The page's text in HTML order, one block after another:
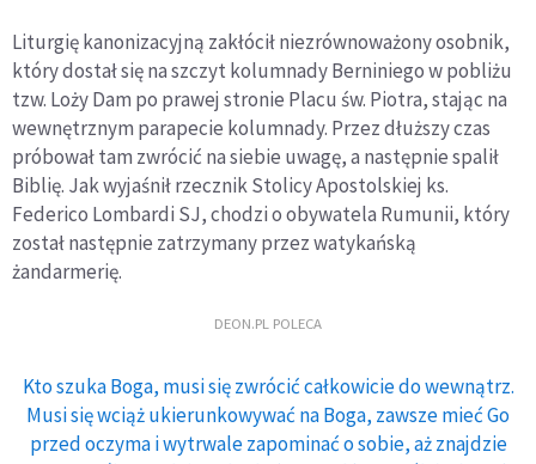
Liturgię kanonizacyjną zakłócił niezrównoważony osobnik,
który dostał się na szczyt kolumnady Berniniego w pobliżu
tzw. Loży Dam po prawej stronie Placu św. Piotra, stając na
wewnętrznym parapecie kolumnady. Przez dłuższy czas
próbował tam zwrócić na siebie uwagę, a następnie spalił
Biblię. Jak wyjaśnił rzecznik Stolicy Apostolskiej ks.
Federico Lombardi SJ, chodzi o obywatela Rumunii, który
został następnie zatrzymany przez watykańską
żandarmerię.
DEON.PL POLECA
Kto szuka Boga, musi się zwrócić całkowicie do wewnątrz.
Musi się wciąż ukierunkowywać na Boga, zawsze mieć Go
przed oczyma i wytrwale zapominać o sobie, aż znajdzie